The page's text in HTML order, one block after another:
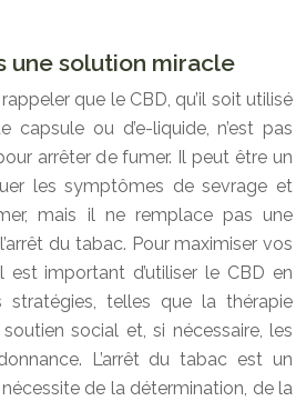
une solution miracle
que le CBD, qu’il soit utilisé
capsule ou d’e-liquide, n’est pas
arrêter de fumer. Il peut être un
les symptômes de sevrage et
mais il ne remplace pas une
du tabac. Pour maximiser vos
est important d’utiliser le CBD en
stratégies, telles que la thérapie
social et, si nécessaire, les
L’arrêt du tabac est un
de la détermination, de la